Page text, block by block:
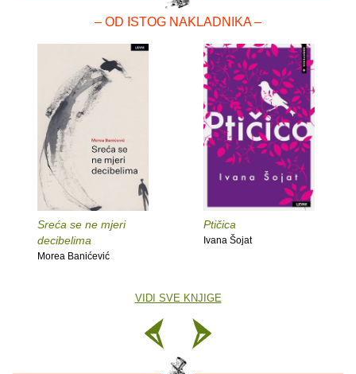
– OD ISTOG NAKLADNIKA –
Sreća se ne mjeri
decibelima
Morea Banićević
Ptičica
Ivana Šojat
VIDI SVE KNJIGE